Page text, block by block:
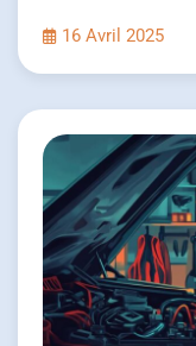
16 Avril 2025